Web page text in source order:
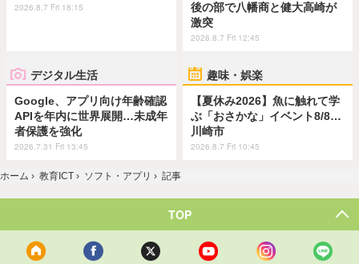
2026.8.7 Fri 18:15
後の部で八幡商と健大高崎が
激突
2026.8.7 Fri 12:45
デジタル生活
Google、アプリ向け年齢確認
APIを年内に世界展開…未成年
者保護を強化
2026.7.31 Fri 13:45
趣味・娯楽
【夏休み2026】魚に触れて学
ぶ「おさかな」イベント8/8…
川崎市
2026.8.7 Fri 10:45
ホーム › 教育ICT › ソフト・アプリ › 記事
TOP